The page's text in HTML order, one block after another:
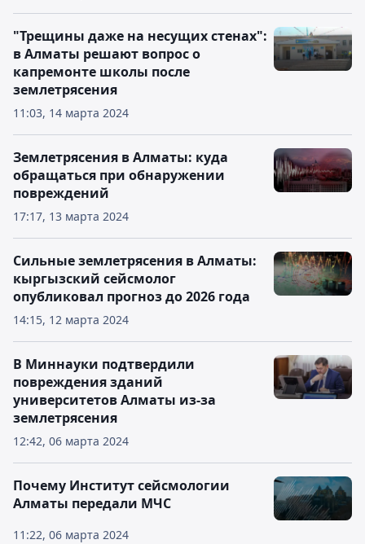
11:03, 14 марта 2024
"Трещины даже на несущих стенах":
в Алматы решают вопрос о
капремонте школы после
землетрясения
17:17, 13 марта 2024
Землетрясения в Алматы: куда
обращаться при обнаружении
повреждений
14:15, 12 марта 2024
Сильные землетрясения в Алматы:
кыргызский сейсмолог
опубликовал прогноз до 2026 года
12:42, 06 марта 2024
В Миннауки подтвердили
повреждения зданий
университетов Алматы из-за
землетрясения
11:22, 06 марта 2024
Почему Институт сейсмологии
Алматы передали МЧС